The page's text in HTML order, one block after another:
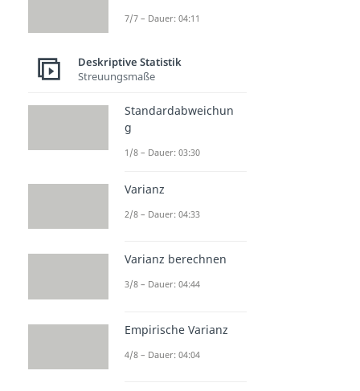
7/7 – Dauer: 04:11
Deskriptive Statistik
Streuungsmaße
Standardabweichun
g
1/8 – Dauer: 03:30
Varianz
2/8 – Dauer: 04:33
Varianz berechnen
3/8 – Dauer: 04:44
Empirische Varianz
4/8 – Dauer: 04:04